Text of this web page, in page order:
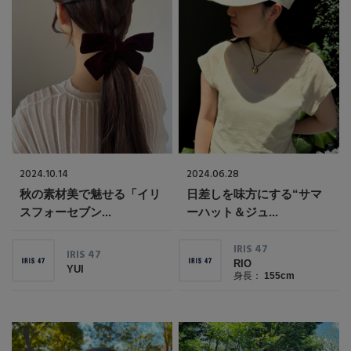
【エディターズ・エッセンシャル】
ベーシックとトレンドが交差する16の名品
2024.10.14
秋の素材美で魅せる「イリ
スフォーセブン...
IRIS 47
YUI
2024.06.28
日差しを味方にする“サマ
ーハット＆ジュ...
IRIS 47
RIO
身長： 155cm